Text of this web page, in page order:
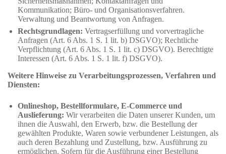
Kommunikation; Büro- und Organisationsverfahren.
Verwaltung und Beantwortung von Anfragen.
Rechtsgrundlagen: Vertragserfüllung und vorvertragliche
Anfragen (Art. 6 Abs. 1 S. 1 lit. b) DSGVO); Rechtliche
Verpflichtung (Art. 6 Abs. 1 S. 1 lit. c) DSGVO). Berechtigte
Interessen (Art. 6 Abs. 1 S. 1 lit. f) DSGVO).
Weitere Hinweise zu Verarbeitungsprozessen, Verfahren und
Diensten:
Onlineshop, Bestellformulare, E-Commerce und
Auslieferung: Wir verarbeiten die Daten unserer Kunden, um
ihnen die Auswahl, den Erwerb, bzw. die Bestellung der
gewählten Produkte, Waren sowie verbundener Leistungen, als
auch deren Bezahlung und Zustellung, bzw. Ausführung zu
ermöglichen. Sofern für die Ausführung einer Bestellung